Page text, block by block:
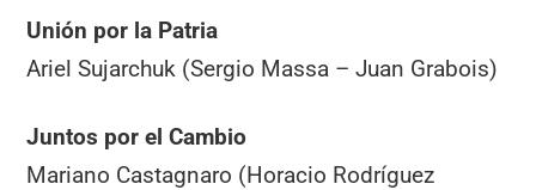
Unión por la Patria
Ariel Sujarchuk (Sergio Massa – Juan Grabois)
Juntos por el Cambio
Mariano Castagnaro (Horacio Rodríguez